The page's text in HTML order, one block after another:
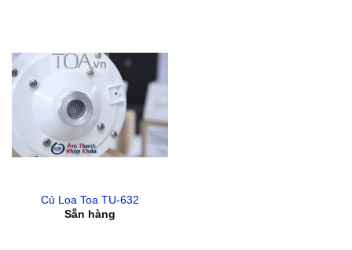
Củ Loa Toa TU-632
Sẵn hàng